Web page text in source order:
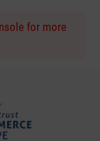
for more